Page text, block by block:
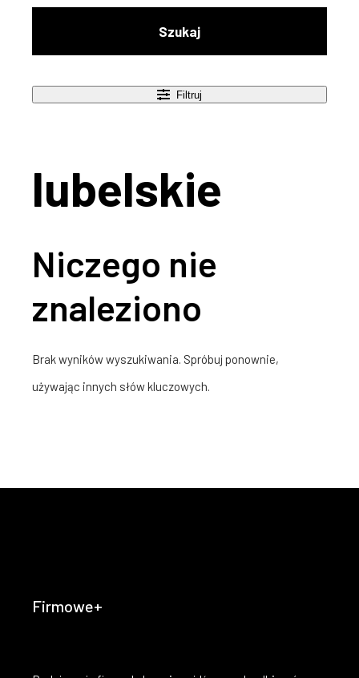
Szukaj
Filtruj
lubelskie
Niczego nie
znaleziono
Brak wyników wyszukiwania. Spróbuj ponownie,
używając innych słów kluczowych.
Firmowe+